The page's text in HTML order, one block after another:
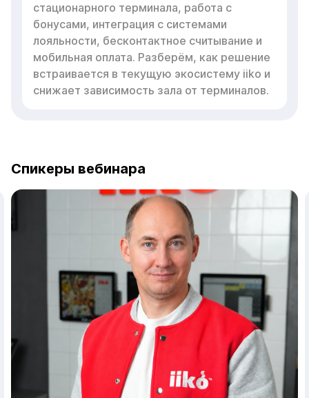
стационарного терминала, работа с
бонусами, интеграция с системами
лояльности, бесконтактное считывание и
мобильная оплата. Разберём, как решение
встраивается в текущую экосистему iiko и
снижает зависимость зала от терминалов.
Спикеры вебинара